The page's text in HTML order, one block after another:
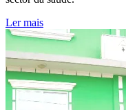
Ler mais